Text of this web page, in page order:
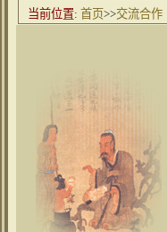
当前位置: 首页>>交流合作